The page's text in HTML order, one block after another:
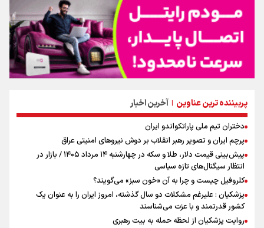
پربیننده ترین عناوین | آخرین اخبار
دختران تیم ملی پاراتکواندو ایران
پرچم ایران و تصویر رهبر انقلاب بر دوش نیروهای امنیتی عراق
پیش‌بینی قیمت دلار، طلا و سکه در چهارشنبه ۱۴ مرداد ۱۴۰۵ / بازار در
انتظار سیگنال‌های تازه سیاسی
کلروفیل چیست و چرا به آن «خون سبز» می‌گویند؟
پزشکیان : علیرغم مشکلات دو سال گذشته، امروز ایران را به عنوان یک
کشور قدرتمند و با عزت می‌شناسند
روایت پزشکیان از لحظه حمله به بیت رهبری